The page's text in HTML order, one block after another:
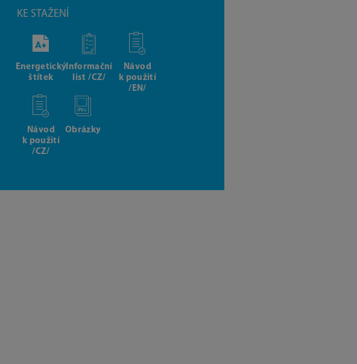
KE STAŽENÍ
Energetický
štítek
Informační
list /CZ/
Návod
k použití
/EN/
Návod
k použití
/CZ/
Obrázky